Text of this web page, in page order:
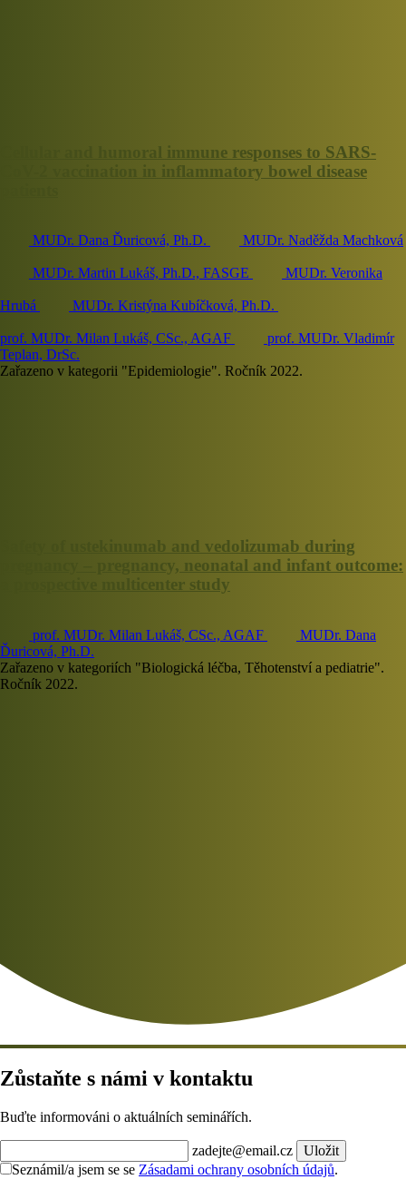
Cellular and humoral immune responses to SARS-
CoV-2 vaccination in inflammatory bowel disease
MUDr. Dana Ďuricová, Ph.D. MUDr. Naděžda Machková
MUDr. Martin Lukáš, Ph.D., FASGE MUDr. Veronika
Hrubá MUDr. Kristýna Kubíčková, Ph.D.
prof. MUDr. Milan Lukáš, CSc., AGAF
prof. MUDr. Vladimír
Teplan, DrSc.
Zařazeno v kategorii "Epidemiologie". Ročník 2022.
Safety of ustekinumab and vedolizumab during
pregnancy – pregnancy, neonatal and infant outcome:
a prospective multicenter study
prof. MUDr. Milan Lukáš, CSc., AGAF
MUDr. Dana
Ďuricová, Ph.D.
Zařazeno v kategoriích "Biologická léčba, Těhotenství a pediatrie".
Ročník 2022.
Zůstaňte s námi v kontaktu
Buďte informováni o aktuálních seminářích.
zadejte@email.cz
Uložit
Seznámil/a jsem se se Zásadami ochrany osobních údajů.